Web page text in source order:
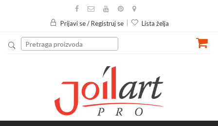
Prijavi se / Registruj se Lista želja